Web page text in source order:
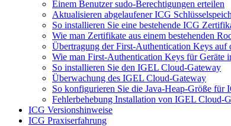
Einem Benutzer sudo-Berechtigungen erteilen
Aktualisieren abgelaufener ICG
So installieren Sie eine bestehende ICG
Wie man Zertifikate aus einem bestehenden
Übertragung der First-Authentication Keys auf
Wie man First-Authentication Keys für Geräte
So installieren Sie den IGEL Cloud-Gateway
Überwachung des IGEL Cloud-Gateway
So konfigurieren Sie die Java-Heap-Größe für
Fehlerbehebung Installation von IGEL Cloud-
ICG Versionshinweise
ICG Praxiserfahrung